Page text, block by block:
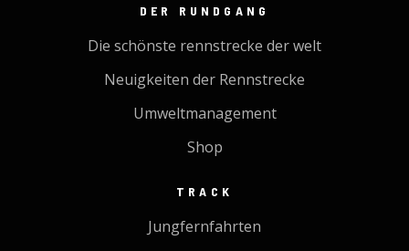
DER RUNDGANG
Die schönste rennstrecke der welt
Neuigkeiten der Rennstrecke
Umweltmanagement
Shop
TRACK
Jungfernfahrten